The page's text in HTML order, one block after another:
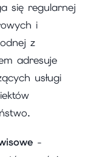
się regularnej
i
z
adresuje
usługi
-